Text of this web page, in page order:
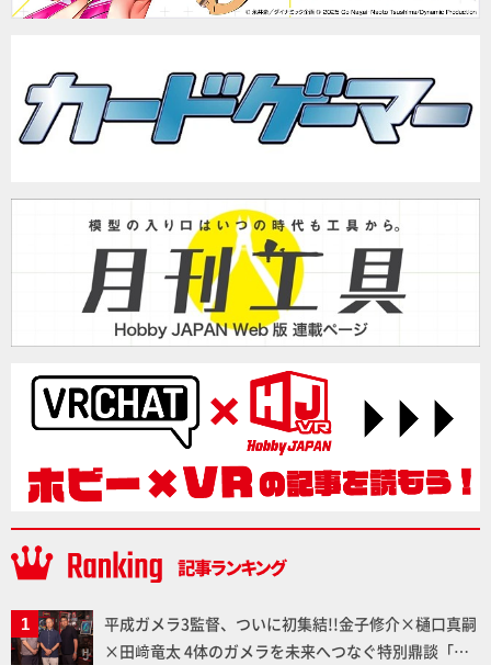
平成ガメラ3監督、ついに初集結!!金子修介×樋口真嗣
×田﨑竜太 4体のガメラを未来へつなぐ特別鼎談「ガ